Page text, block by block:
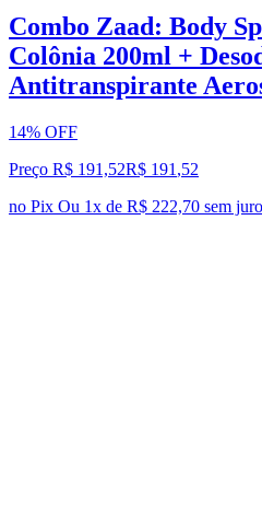
Combo Zaad: Body
Colônia 200ml +
Antitranspirante
14% OFF
Preço R$ 191,52R$ 191 ,52
no Pix Ou 1x de R$ 222,70 sem